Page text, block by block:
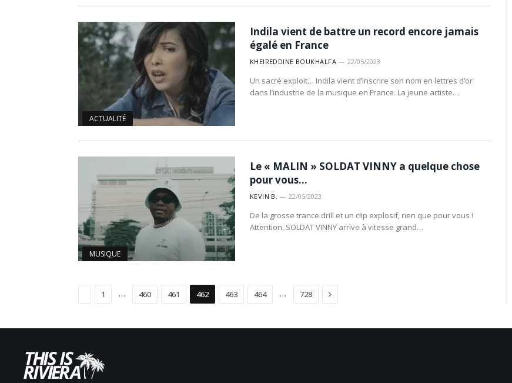
ACTUALITÉ
Indila vient de battre un record encore jamais
égalé en France
KHEIREDDINE BOUKHALFA 22/05/2023
Un sacré exploit… Indila vient d’inscrire son nom en lettres d’or
dans l’industrie de la musique en France. La jeune artiste…
MUSIQUE
Le « MALIN » SOLDAT VINNY a quelque chose
pour vous…
KEVIN B. 22/05/2023
De la grosse trance drill et un clip explosif, rien que pour vous !
Attention, SOLDAT VINNY arrive à vitesse grand…
Précédent
1 … 460 461 462 463 464 … 728 Suivant